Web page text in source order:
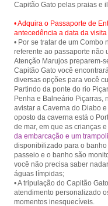
• Adquira o Passaporte de
antecedência a data da
• Por se tratar de um
referente ao passaporte não
Atenção Marujos preparem-
Capitão Gato você
diversas opções para você
Partindo da ponte do rio
Penha e Balneário Piçarras,
avistar a Caverna do Diabo
oposto da caverna está o
de mar, em que as crianças
da embarcação e um
disponibilizado para o
passeio e o banho são
você não precisa saber
águas límpidas;
• A tripulação do Capitão
atendimento personalizado